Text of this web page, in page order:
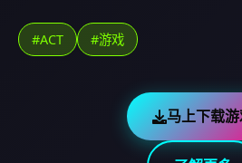
#ACT #游戏
马上下载